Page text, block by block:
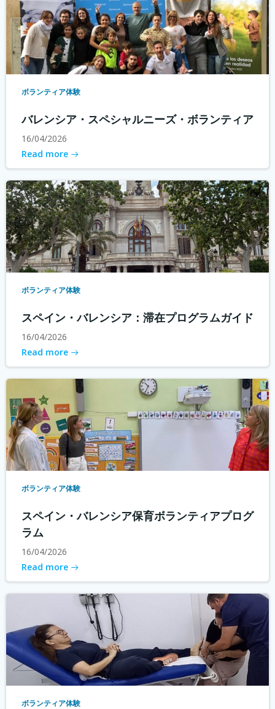
ボランティア体験
バレンシア・スペシャルニーズ・ボランティア
16/04/2026
Read more
ボランティア体験
スペイン・バレンシア：滞在プログラムガイド
16/04/2026
Read more
ボランティア体験
スペイン・バレンシア保育ボランティアプログ
ラム
16/04/2026
Read more
ボランティア体験